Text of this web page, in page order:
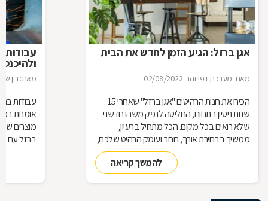
אגן ברזל: הגיע הזמן לחדש את הבית
מאת: מערכת דפי זהב 02/08/2022
הכירו את חנות הרהיטים ''אגן ברזל'' שאחרי 15
שנות ניסיון בתחום, החליטה לנפק משהו חדשני
שלא רואים בכל מקום. הכל מתחיל ברעיון,
ממשיך בבחירת אורך, רוחב ועומק הרהיט שלכם,
ממשיך בייצור מקורי ממיטב חומרי הגלם ומסתיים
ביצירת הפתרון המרשים והמעשי ביותר עבורכם
להמשך קריאה
עבודות
מאת: רון
עבודות
אומנות
מוצרים
ברזל עם